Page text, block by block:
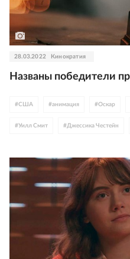
28.03.2022 Кинократия
Названы победители
#США #анимация #Оскар
#Уилл Смит #Джессика Честейн
#Канада #итоги года #
Lionsgate #Северная Ирландия